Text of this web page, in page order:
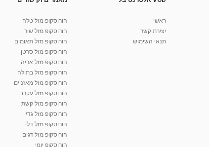
ראשי
יצירת קשר
תנאי השימוש
הורוסקופ מזל טלה
הורוסקופ מזל שור
הורוסקופ מזל תאומים
הורוסקופ מזל סרטן
הורוסקופ מזל אריה
הורוסקופ מזל בתולה
הורוסקופ מזל מאזניים
הורוסקופ מזל עקרב
הורוסקופ מזל קשת
הורוסקופ מזל גדי
הורוסקופ מזל דלי
הורוסקופ מזל דגים
הורוסקופ יומי